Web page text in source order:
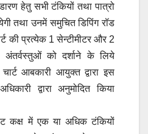
हेतु सभी टंकियों तथा पात्रो
तथा उनमें समुचित डिपिंग रॉड
की प्रत्येक 1 सेन्टीमीटर और 2
अंतर्वस्तुओं को दर्शाने के लिये
आबकारी आयुक्त द्वारा इस
द्वारा अनुमोदित किया
कक्ष में एक या अधिक टंकियों